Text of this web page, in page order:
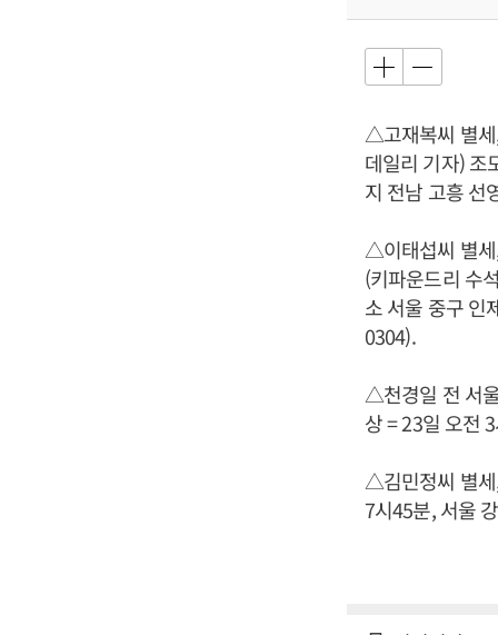
△고재복씨 별세
데일리 기자) 조
지 전남 고흥 선
△이태섭씨 별세
(키파운드리 수
소 서울 중구 인
0304).
△천경일 전 서
상 = 23일 오전
△김민정씨 별세
7시45분, 서울